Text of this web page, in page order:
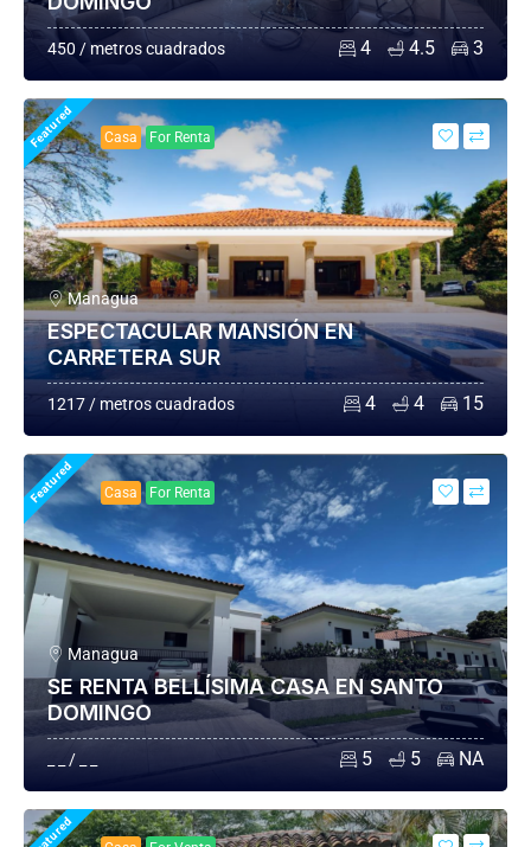
450 / metros cuadrados 4 4.5 3
Featured Casa For Renta
Managua
ESPECTACULAR MANSIÓN EN
CARRETERA SUR
1217 / metros cuadrados 4 4 15
Featured Casa For Renta
Managua
SE RENTA BELLÍSIMA CASA EN SANTO
DOMINGO
_ _ / _ _ 5 5 NA
Featured